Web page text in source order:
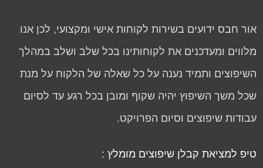
אור חבס ידועים בשירות לקוחות אישי ומקצועי, לכן אנו
מלווים ומעדכנים את לקוחותינו בכל שלב ושלב במהלך
השיפוצים ותמיד נענה על כל שאלה של הלקוח על מנת
שכל משך השיפוץ יהיה שקוף ומובן בכל רגע עד לסיום
עבודות שיפוצים וסיום הפרויקט.
טיפ למציאת קבלן שיפוצים מומלץ :